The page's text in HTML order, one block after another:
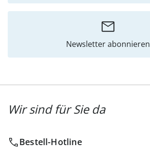
Newsletter abonnieren
Wir sind für Sie da
Bestell-Hotline